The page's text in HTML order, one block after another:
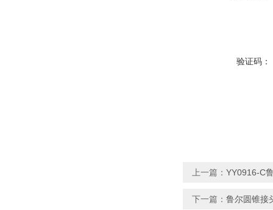
验证码：
上一篇： YY0916-C
下一篇： 鲁尔圆锥接